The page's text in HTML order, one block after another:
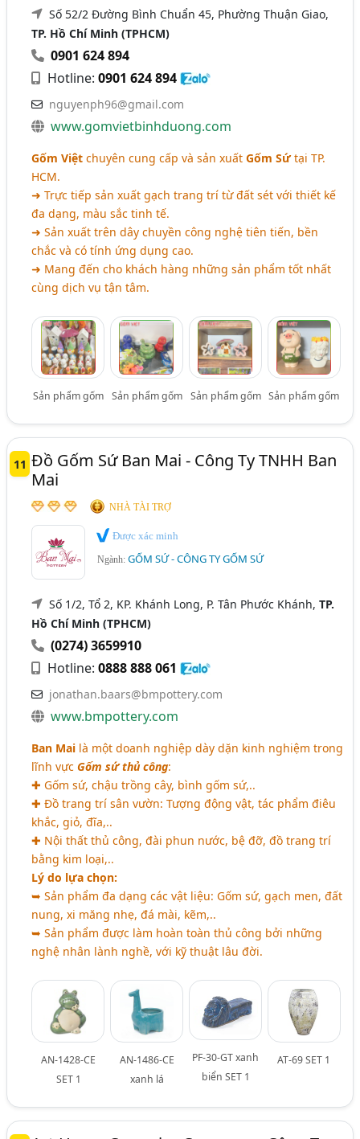
Số 52/2 Đường Bình Chuẩn 45, Phường Thuận Giao,
TP. Hồ Chí Minh (TPHCM)
0901 624 894
Hotline:0901 624 894
nguyenph96@gmail.com
www.gomvietbinhduong.com
Gốm Việt chuyên cung cấp và sản xuấtGốm Sứtại TP.
HCM.
➜ Trực tiếp sản xuất gạch trang trí từ đất sét với thiết kế
đa dạng, màu sắc tinh tế.
➜ Sản xuất trên dây chuyền công nghệ tiên tiến, bền
chắc và có tính ứng dụng cao.
➜ Mang đến cho khách hàng những sản phẩm tốt nhất
cùng dịch vụ tận tâm.
Sản phẩm gốm Sản phẩm gốm Sản phẩm gốm Sản phẩm gốm
11 Đồ Gốm Sứ Ban Mai - Công Ty TNHH Ban
Mai
NHÀ TÀI TRỢ
Được xác minh
Ngành:GỐM SỨ - CÔNG TY GỐM SỨ
Số 1/2, Tổ 2, KP. Khánh Long, P. Tân Phước Khánh,TP.
Hồ Chí Minh (TPHCM)
(0274) 3659910
Hotline:0888 888 061
jonathan.baars@bmpottery.com
www.bmpottery.com
Ban Mai là một doanh nghiệp dày dặn kinh nghiệm trong
lĩnh vựcGốm sứ thủ công:
✚ Gốm sứ, chậu trồng cây, bình gốm sứ,..
✚ Đồ trang trí sân vườn: Tượng động vật, tác phẩm điêu
khắc, giỏ, đĩa,..
✚ Nội thất thủ công, đài phun nước, bệ đỡ, đồ trang trí
bằng kim loại,..
Lý do lựa chọn:
➥ Sản phẩm đa dạng các vật liệu: Gốm sứ, gạch men, đất
nung, xi măng nhẹ, đá mài, kẽm,..
➥ Sản phẩm được làm hoàn toàn thủ công bởi những
nghệ nhân lành nghề, với kỹ thuật lâu đời.
AN-1428-CE
SET 1
AN-1486-CE
xanh lá
PF-30-GT xanh
biển SET 1
AT-69 SET 1